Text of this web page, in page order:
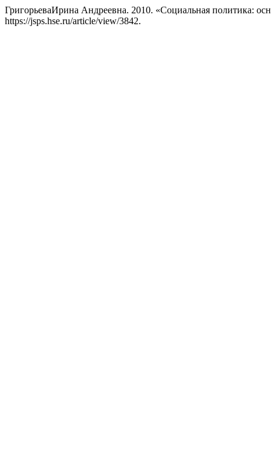
ГригорьеваИрина Андреевна. 2010. «Социальная политика:
https://jsps.hse.ru/article/view/3842.